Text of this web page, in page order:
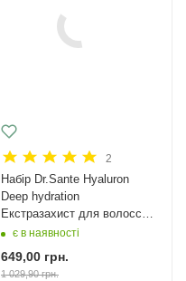
2
Набір Dr.Sante Hyaluron
Deep hydration
Екстразахист для волосся
Мініє в наявності
649,00 грн.
1 029,90грн.